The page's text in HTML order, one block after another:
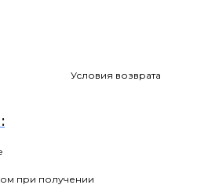
Условия возврата
при получении